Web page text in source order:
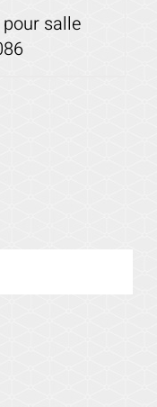
salle